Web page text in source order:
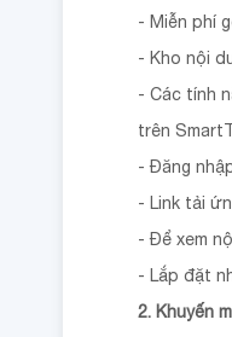
- Miễn phí
- Kho nội
- Các tính
trên
- Đăng
- Link tải
- Để xem
- Lắp đặt
2. Khuyến